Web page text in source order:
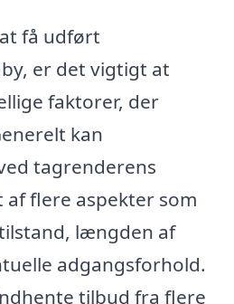
få udført
er det vigtigt at
faktorer, der
kan
tagrenderens
flere aspekter som
længden af
adgangsforhold.
tilbud fra flere